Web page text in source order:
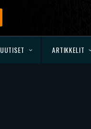
UUTISET ARTIKKELIT